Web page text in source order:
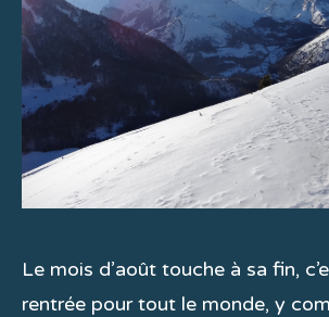
Le mois d’août touche à sa fin,
rentrée pour tout le monde, y